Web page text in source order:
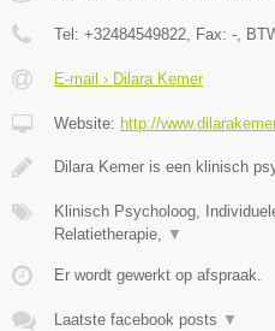
Tel: +32484549822 , Fax: - ,
E-mail › Dilara Kemer
Website: http://
Dilara Kemer is een klinisch
Klinisch Psycholoog,
Relatietherapie,
▼
Er wordt gewerkt op afspraak.
Laatste facebook posts ▼